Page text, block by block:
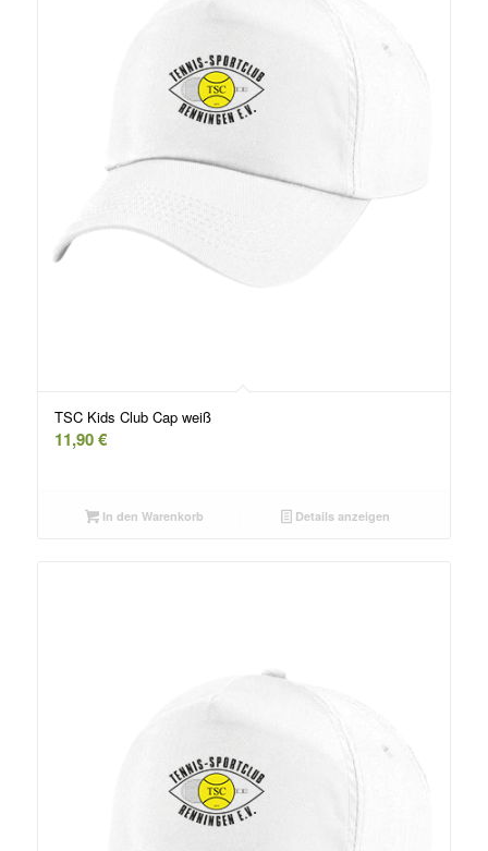
TSC Kids Club Cap weiß
11,90€
In den Warenkorb Details anzeigen